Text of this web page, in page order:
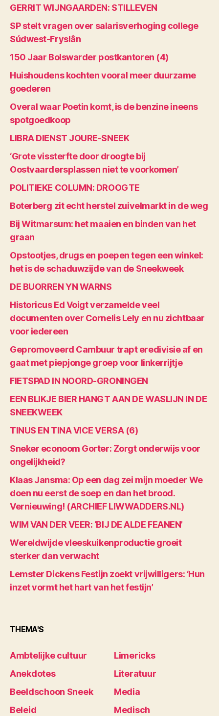
GERRIT WIJNGAARDEN: STILLEVEN
SP stelt vragen over salarisverhoging college
Súdwest-Fryslân
150 Jaar Bolswarder postkantoren (4)
Huishoudens kochten vooral meer duurzame
goederen
Overal waar Poetin komt, is de benzine ineens
spotgoedkoop
LIBRA DIENST JOURE-SNEEK
‘Grote vissterfte door droogte bij
Oostvaardersplassen niet te voorkomen’
POLITIEKE COLUMN: DROOGTE
Boterberg zit echt herstel zuivelmarkt in de weg
Bij Witmarsum: het maaien en binden van het
graan
Opstootjes, drugs en poepen tegen een winkel:
het is de schaduwzijde van de Sneekweek
DE BUORREN YN WARNS
Historicus Ed Voigt verzamelde veel
documenten over Cornelis Lely en nu zichtbaar
voor iedereen
Gepromoveerd Cambuur trapt eredivisie af en
gaat met piepjonge groep voor linkerrijtje
FIETSPAD IN NOORD-GRONINGEN
EEN BLIKJE BIER HANGT AAN DE WASLIJN IN DE
SNEEKWEEK
TINUS EN TINA VICE VERSA (6)
Sneker econoom Gorter: Zorgt onderwijs voor
ongelijkheid?
Klaas Jansma: Op een dag zei mijn moeder We
doen nu eerst de soep en dan het brood.
Vernieuwing! (ARCHIEF LIWWADDERS.NL)
WIM VAN DER VEER: ‘BIJ DE ALDE FEANEN’
Wereldwijde vleeskuikenproductie groeit
sterker dan verwacht
Lemster Dickens Festijn zoekt vrijwilligers: ‘Hun
inzet vormt het hart van het festijn’
THEMA'S
Ambtelijke cultuur
Anekdotes
Beeldschoon Sneek
Beleid
Limericks
Literatuur
Media
Medisch